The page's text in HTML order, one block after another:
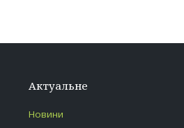
Актуальне
Новини